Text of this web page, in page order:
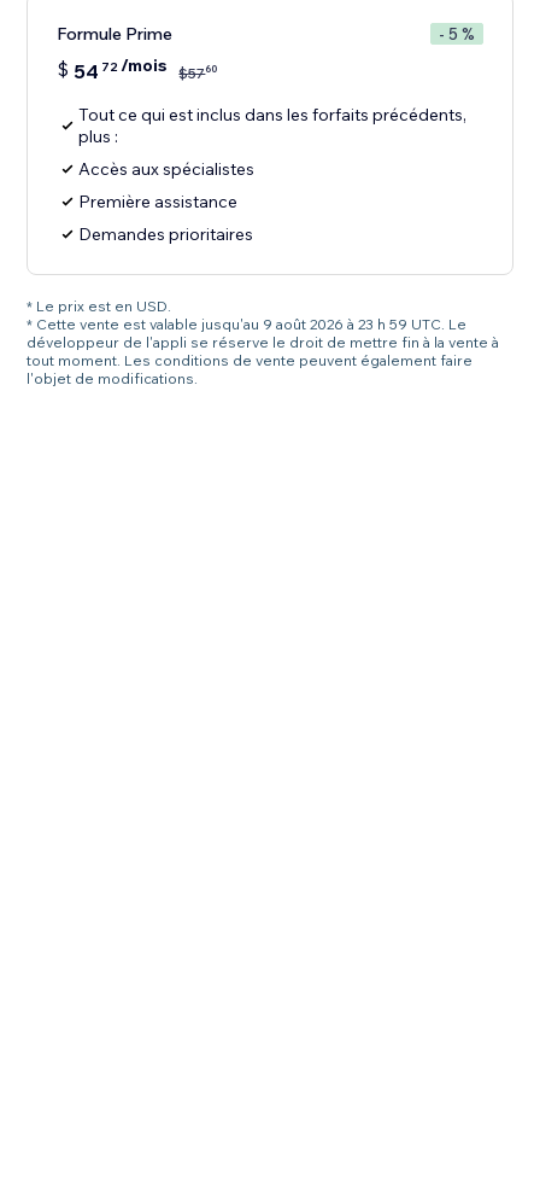
Formule Prime - 5 %
$ 54 72/mois $5760
Tout ce qui est inclus dans les forfaits précédents,
plus :
Accès aux spécialistes
Première assistance
Demandes prioritaires
* Le prix est en USD.
* Cette vente est valable jusqu'au 9 août 2026 à 23 h 59 UTC. Le
développeur de l'appli se réserve le droit de mettre fin à la vente à
tout moment. Les conditions de vente peuvent également faire
l'objet de modifications.